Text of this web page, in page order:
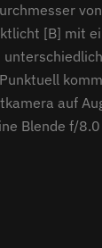
[B] mit
auf
Blende f/